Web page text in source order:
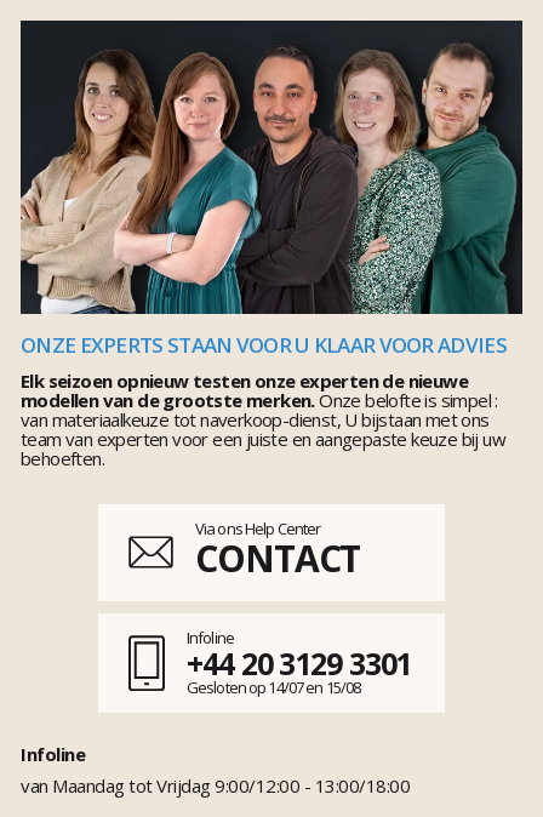
ONZE EXPERTS STAAN VOOR U KLAAR VOOR ADVIES
Elk seizoen opnieuw testen onze experten de nieuwe
modellen van de grootste merken.Onze belofte is simpel :
van materiaalkeuze tot naverkoop-dienst, U bijstaan met ons
team van experten voor een juiste en aangepaste keuze bij uw
behoeften.
Via ons Help Center
CONTACT
Infoline
+44 20 3129 3301
Gesloten op 14/07 en 15/08
Infoline
van Maandag tot Vrijdag 9:00/12:00 - 13:00/18:00